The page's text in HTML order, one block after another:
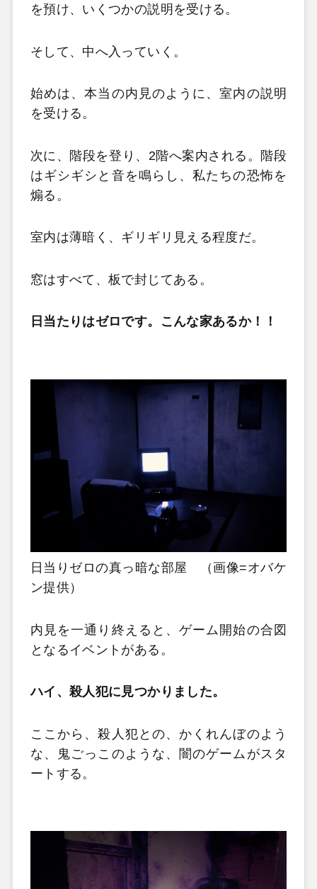
を預け、いくつかの説明を受ける。
そして、中へ入っていく。
始めは、本当の内見のように、室内の説明
を受ける。
次に、階段を登り、2階へ案内される。階段
はギシギシと音を鳴らし、私たちの恐怖を
煽る。
室内は薄暗く、ギリギリ見える程度だ。
窓はすべて、板で封じてある。
日当たりはゼロです。こんな家あるか！！
日当りゼロの真っ暗な部屋 （画像=オバケ
ン提供）
内見を一通り終えると、ゲーム開始の合図
となるイベントがある。
ハイ、殺人犯に見つかりました。
ここから、殺人犯との、かくれんぼのよう
な、鬼ごっこのような、闇のゲームがスタ
ートする。